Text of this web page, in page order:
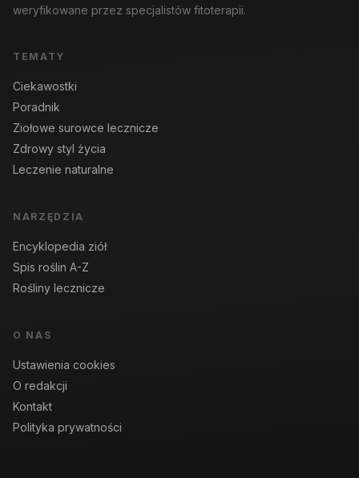
weryfikowane przez specjalistów fitoterapii.
TEMATY
Ciekawostki
Poradnik
Ziołowe surowce lecznicze
Zdrowy styl życia
Leczenie naturalne
NARZĘDZIA
Encyklopedia ziół
Spis roślin A-Z
Rośliny lecznicze
O NAS
Ustawienia cookies
O redakcji
Kontakt
Polityka prywatności